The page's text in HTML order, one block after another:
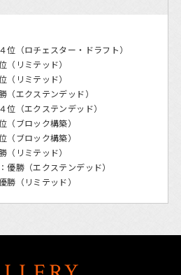
（ロチェスター・ドラフト）
リミテッド）
リミテッド）
（エクステンデッド）
（エクステンデッド）
（ブロック構築）
（ブロック構築）
リミテッド）
勝（エクステンデッド）
勝（リミテッド）